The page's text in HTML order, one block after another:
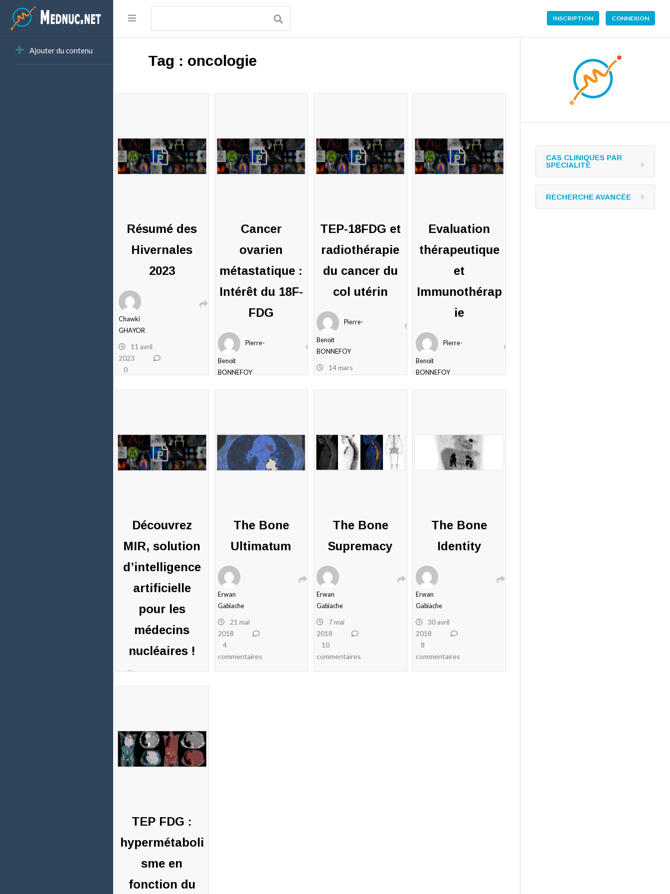
INSCRIPTION CONNEXION
Ajouter du contenu
Tag : oncologie
Résumé des
Hivernales
2023
Chawki
GHAYOR
11 avril
2023
0
Cancer
ovarien
métastatique :
Intérêt du 18F-
FDG
Pierre-
Benoit
BONNEFOY
14 mars
TEP-18FDG et
radiothérapie
du cancer du
col utérin
Pierre-
Benoit
BONNEFOY
14 mars
0
Evaluation
thérapeutique
et
Immunothérap
ie
Pierre-
Benoit
BONNEFOY
7 janvier
Découvrez
MIR, solution
d’intelligence
artificielle
pour les
médecins
nucléaires !
2021
0
commentaires
The Bone
Ultimatum
Erwan
Gabiache
21 mai
2018
4
commentaires
The Bone
Supremacy
Erwan
Gabiache
7 mai
2018
10
commentaires
The Bone
Identity
Erwan
Gabiache
30 avril
2018
8
commentaires
TEP FDG :
hypermétaboli
sme en
fonction du
CAS CLINIQUES PAR
SPÉCIALITÉ
RECHERCHE AVANCÉE